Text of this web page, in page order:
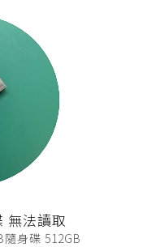
無法讀取
隨身碟 512GB